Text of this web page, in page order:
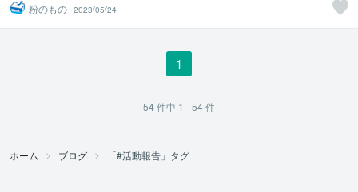
粉のもの 2023/05/24
1
54件中 1 - 54件
ホーム ブログ 「#活動報告」タグ